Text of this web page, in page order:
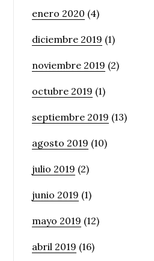
enero 2020 (4)
diciembre 2019 (1)
noviembre 2019 (2)
octubre 2019 (1)
septiembre 2019 (13)
agosto 2019 (10)
julio 2019 (2)
junio 2019 (1)
mayo 2019 (12)
abril 2019 (16)